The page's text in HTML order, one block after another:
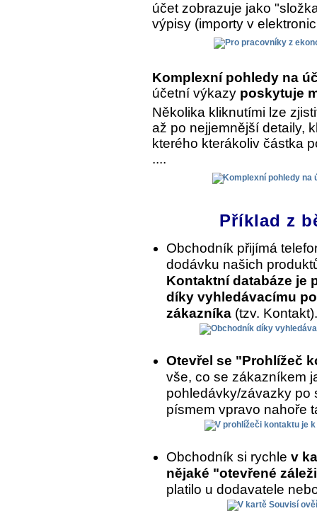
účet zobrazuje jako
výpisy (importy v
Komplexní pohledy na
účetní výkazy poskytuje
Několika kliknutími lze
až po nejjemnější detaily,
kterého kterákoliv částka
....
Příklad z
Obchodník přijímá
dodávku našich
Kontaktní databáze je
díky vyhledávacímu
zákazníka (tzv. Kontakt).
Otevřel se "Prohlížeč
vše, co se zákazníkem
pohledávky/závazky po
písmem vpravo nahoře
Obchodník si rychle v
nějaké "otevřené
platilo u dodavatele